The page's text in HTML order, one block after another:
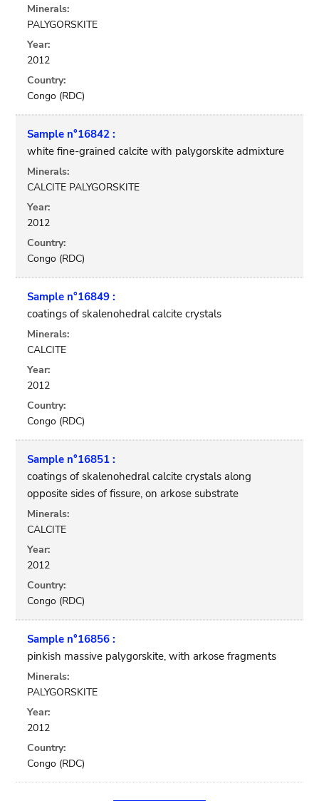
Minerals:
PALYGORSKITE
Year:
2012
Country:
Congo (RDC)
Sample n°16842 :
white fine-grained calcite with palygorskite admixture
Minerals:
CALCITE PALYGORSKITE
Year:
2012
Country:
Congo (RDC)
Sample n°16849 :
coatings of skalenohedral calcite crystals
Minerals:
CALCITE
Year:
2012
Country:
Congo (RDC)
Sample n°16851 :
coatings of skalenohedral calcite crystals along
opposite sides of fissure, on arkose substrate
Minerals:
CALCITE
Year:
2012
Country:
Congo (RDC)
Sample n°16856 :
pinkish massive palygorskite, with arkose fragments
Minerals:
PALYGORSKITE
Year:
2012
Country:
Congo (RDC)